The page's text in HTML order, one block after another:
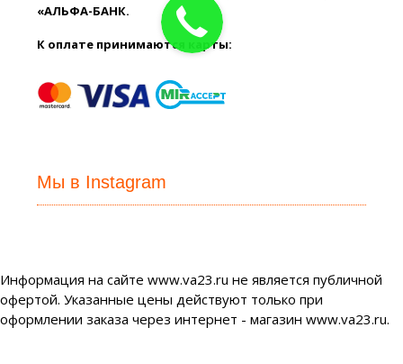
«АЛЬФА-БАНК.
К оплате принимаются карты:
Мы в Instagram
Информация на сайте www.va23.ru не является публичной
офертой. Указанные цены действуют только при
оформлении заказа через интернет - магазин www.va23.ru.